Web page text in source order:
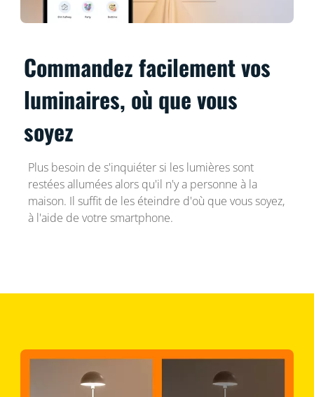
Commandez facilement vos
luminaires, où que vous
soyez
Plus besoin de s'inquiéter si les lumières sont
restées allumées alors qu'il n'y a personne à la
maison. Il suffit de les éteindre d'où que vous soyez,
à l'aide de votre smartphone.